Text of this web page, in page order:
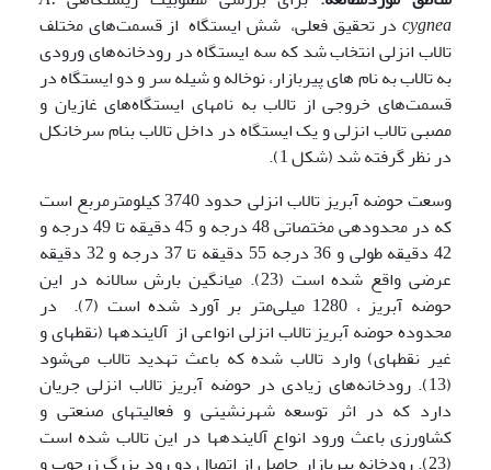
cygnea در تحقیق فعلی‌، شش ایستگاه از قسمت‌های مختلف
تالاب انزلی انتخاب شد که سه ایستگاه ‌در رودخانه‌های ورودی
به تالاب به نام های پیربازار، نوخاله و شیله سر و دو ایستگاه در
قسمت‌های خروجی از تالاب به نام­های ایستگاه‌های غازیان و
مصبی تالاب انزلی و یک ایستگاه در داخل تالاب بنام سرخانکل
در نظر گرفته شد (شکل 1).
وسعت حوضه آبریز تالاب انزلی حدود 3740 کیلومترمربع است
که در محدوده­ی مختصاتی 48 درجه و 45 دقیقه تا 49 درجه و
42 دقیقه طولی و 36 درجه 55 دقیقه تا 37 درجه و 32 دقیقه
عرضی واقع شده است (23). میانگین بارش سالانه در این
حوضه آبریز ، 1280 میلی‌متر بر آورد شده است (7). در
محدوده حوضه آبریز تالاب انزلی انواعی از آلاینده­ها (نقطه­ای و
غیر نقطه­ای) وارد تالاب شده که باعث تهدید تالاب می‌شود
(13). رودخانه‌های زیادی در حوضه آبریز تالاب انزلی جریان
دارد که در اثر توسعه­ شهرنشینی و فعالیت­های صنعتی و
کشاورزی باعث ورود انواع آلاینده­ها در این تالاب شده است
(23). رودخانه پیربازار حاصل از اتصال دو رود بزرگ زرجوب و